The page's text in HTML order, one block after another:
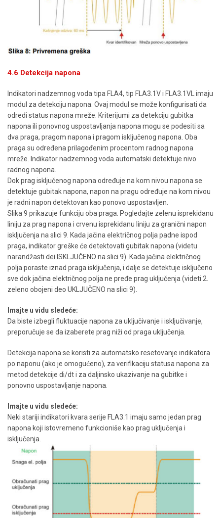
4.6 Detekcija napona
Indikatori nadzemnog voda tipa FLA4, tip FLA3.1V i FLA3.1VL imaju
modul za detekciju napona. Ovaj modul se može konfigurisati da
odredi status napona mreže. Kriterijumi za detekciju gubitka
napona ili ponovnog uspostavljanja napona mogu se podesiti sa
dva praga, pragom napona i pragom isključenog napona. Oba
praga su određena prilagođenim procentom radnog napona
mreže. Indikator nadzemnog voda automatski detektuje nivo
radnog napona.
Dok prag isključenog napona određuje na kom nivou napona se
detektuje gubitak napona, napon na pragu određuje na kom nivou
je radni napon detektovan kao ponovo uspostavljen.
Slika 9 prikazuje funkciju oba praga. Pogledajte zelenu isprekidanu
liniju za prag napona i crvenu isprekidanu liniju za granični napon
isključenja na slici 9. Kada jačina električnog polja padne ispod
praga, indikator greške će detektovati gubitak napona (videtu
narandžasti dei ISKLJUČENO na slici 9). Kada jačina električnog
polja poraste iznad praga isključenja, i dalje se detektuje isključeno
sve dok jačina električnog polja ne pređe prag uključenja (videti 2.
zeleno obojeni deo UKLJUČENO na slici 9).
Imajte u vidu sledeće:
Da biste izbegli fluktuacije napona za uključivanje i isključivanje,
preporučuje se da izaberete prag niži od praga uključenja.
Detekcija napona se koristi za automatsko resetovanje indikatora
po naponu (ako je omogućeno), za verifikaciju statusa napona za
metod detekcije di/dt i za daljinsko ukazivanje na gubitke i
ponovno uspostavljanje napona.
Imajte u vidu sledeće:
Neki stariji indikatori kvara serije FLA3.1 imaju samo jedan prag
napona koji istovremeno funkcioniše kao prag uključenja i
isključenja.